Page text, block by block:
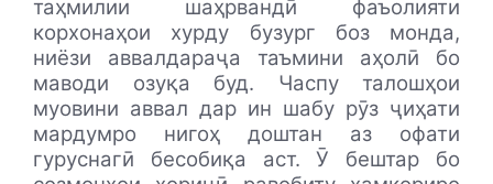
таҳмилии шаҳрвандӣ фаъолияти
корхонаҳои хурду бузург боз монда,
ниёзи аввалдараҷа таъмини аҳолӣ бо
маводи озуқа буд. Часпу талошҳои
муовини аввал дар ин шабу рӯз ҷиҳати
мардумро нигоҳ доштан аз офати
гуруснагӣ бесобиқа аст. Ӯ бештар бо